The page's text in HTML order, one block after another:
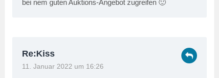
bei nem guten Auktions-Angebot zugreifen 🙂
Re:Kiss
11. Januar 2022 um 16:26